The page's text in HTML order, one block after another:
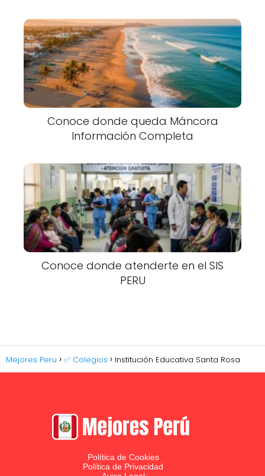
Conoce donde queda Máncora
Información Completa
Conoce donde atenderte en el SIS
PERU
Mejores Peru ✅ Colegios Institución Educativa Santa Rosa
Política de Cookies
Política de Privacidad